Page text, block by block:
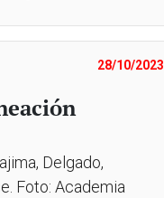
28/10/2023
Delgado,
Foto: Academia